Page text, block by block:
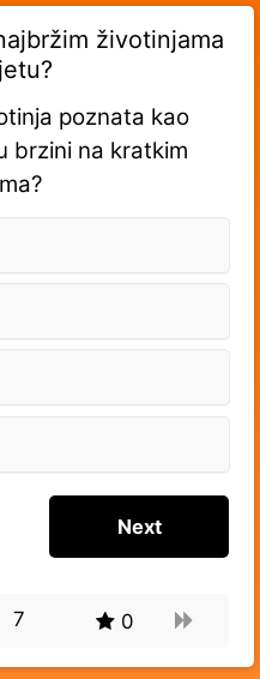
životinjama
poznata kao
brzini na kratkim
7 0